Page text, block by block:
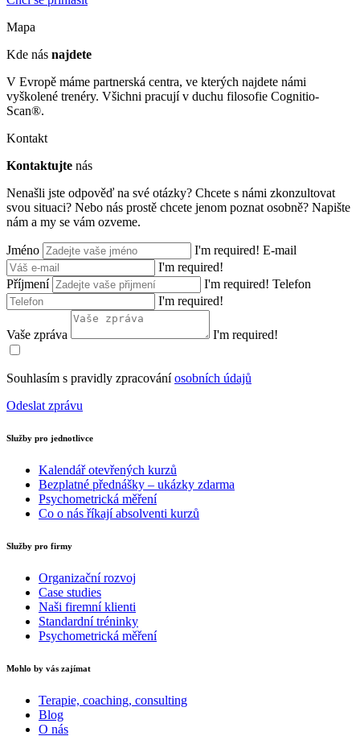
Mapa
Kde nás najdete
V Evropě máme partnerská centra, ve kterých najdete námi
vyškolené trenéry. Všichni pracují v duchu filosofie Cognitio-
Scan®.
Kontakt
Kontaktujte nás
Nenašli jste odpověď na své otázky? Chcete s námi zkonzultovat
svou situaci? Nebo nás prostě chcete jenom poznat osobně? Napište
nám a my se vám ozveme.
Jméno I'm required! E-mail
I'm required!
Příjmení
I'm required! Telefon
I'm required!
Vaše zpráva I'm required!
Souhlasím s pravidly zpracováníosobních údajů
Odeslat zprávu
Služby pro jednotlivce
Kalendář otevřených kurzů
Bezplatné přednášky – ukázky zdarma
Psychometrická měření
Co o nás říkají absolventi kurzů
Služby pro firmy
Organizační rozvoj
Case studies
Naši firemní klienti
Standardní tréninky
Psychometrická měření
Mohlo by vás zajímat
Terapie, coaching, consulting
Blog
O nás